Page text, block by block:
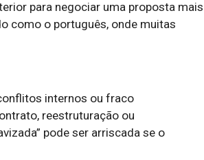
para negociar uma proposta mais
como o português, onde muitas
internos ou fraco
reestruturação ou
pode ser arriscada se o